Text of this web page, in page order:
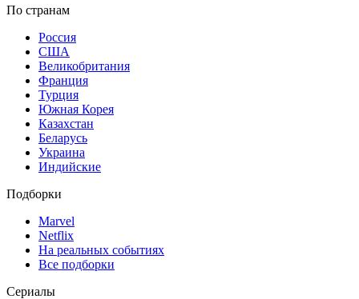
По странам
Россия
США
Великобритания
Франция
Турция
Южная Корея
Казахстан
Беларусь
Украина
Индийские
Подборки
Marvel
Netflix
На реальных событиях
Все подборки
Сериалы